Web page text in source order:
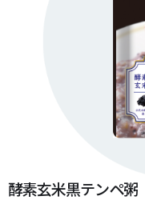
酵素玄米黒テンペ粥